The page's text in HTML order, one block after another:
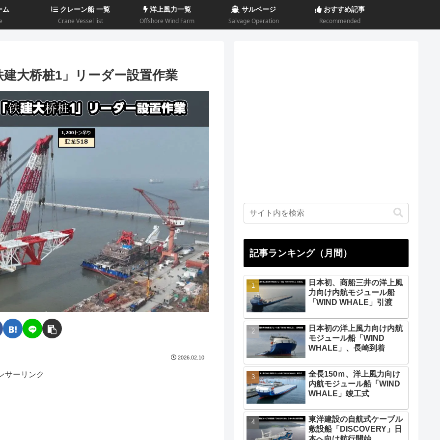
ム クレーン船 一覧
Crane Vessel list
洋上風力一覧
Offshore Wind Farm
サルベージ
Salvage Operation
おすすめ記事
Recommended
大桥桩1」リーダー設置作業
2026.02.10
サーリンク
記事ランキング（月間）
日本初、商船三井の洋上風
力向け内航モジュール船
「WIND WHALE」引渡
日本初の洋上風力向け内航
モジュール船「WIND
WHALE」、長崎到着
全長150ｍ、洋上風力向け
内航モジュール船「WIND
WHALE」竣工式
東洋建設の自航式ケーブル
敷設船「DISCOVERY」日